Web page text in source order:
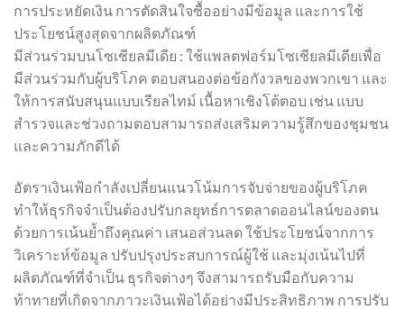
การประหยัดเงิน การตัดสินใจซื้ออย่างมีข้อมูล และการใช้
ประโยชน์สูงสุดจากผลิตภัณฑ์
มีส่วนร่วมบนโซเชียลมีเดีย : ใช้แพลตฟอร์มโซเชียลมีเดียเพื่อ
มีส่วนร่วมกับผู้บริโภค ตอบสนองต่อข้อกังวลของพวกเขา และ
ให้การสนับสนุนแบบเรียลไทม์ เนื้อหาเชิงโต้ตอบ เช่น แบบ
สำรวจและช่วงถามตอบสามารถส่งเสริมความรู้สึกของชุมชน
และความภักดีได้
อัตราเงินเฟ้อกำลังเปลี่ยนแนวโน้มการจับจ่ายของผู้บริโภค
ทำให้ธุรกิจจำเป็นต้องปรับกลยุทธ์การตลาดออนไลน์ของตน
ด้วยการเน้นย้ำถึงคุณค่า เสนอส่วนลด ใช้ประโยชน์จากการ
วิเคราะห์ข้อมูล ปรับปรุงประสบการณ์ผู้ใช้ และมุ่งเน้นไปที่
ผลิตภัณฑ์ที่จำเป็น ธุรกิจต่างๆ จึงสามารถรับมือกับความ
ท้าทายที่เกิดจากภาวะเงินเฟ้อได้อย่างมีประสิทธิภาพ การปรับ